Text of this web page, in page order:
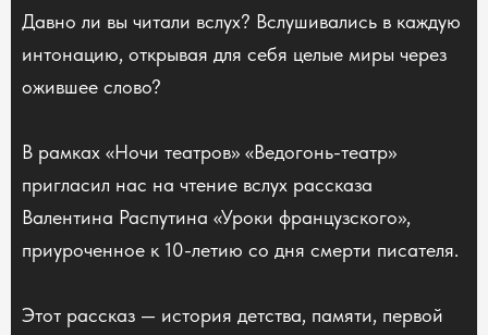
Давно ли вы читали вслух? Вслушивались в каждую
интонацию, открывая для себя целые миры через
ожившее слово?
В рамках «Ночи театров» «Ведогонь-театр»
пригласил нас на чтение вслух рассказа
Валентина Распутина «Уроки французского»,
приуроченное к 10-летию со дня смерти писателя.
Этот рассказ — история детства, памяти, первой